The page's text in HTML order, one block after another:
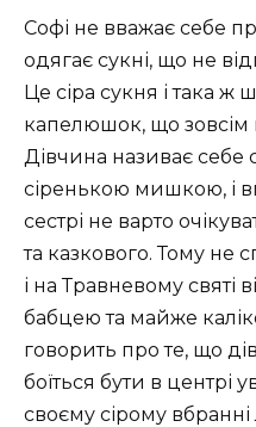
Софі не вважає себе
одягає сукні, що не
Це сіра сукня і така ж
капелюшок, що
Дівчина називає себе
сіренькою мишкою, і
сестрі не варто
та казкового. Тому не
і на Травневому святі
бабцею та майже
говорить про те, що
боїться бути в центрі
своєму сірому